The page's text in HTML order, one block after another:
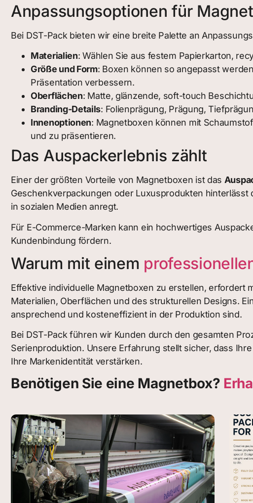
Anpassungsoptionen für
Bei DST-Pack bieten wir eine breite Palette an
Materialien: Wählen Sie aus festem Papierkarton,
Größe und Form: Boxen können so angepasst
Präsentation verbessern.
Oberflächen: Matte, glänzende, soft-touch
Branding-Details: Folienprägung, Prägung,
Innenoptionen: Magnetboxen können mit
und zu präsentieren.
Das Auspackerlebnis zählt
Einer der größten Vorteile von Magnetboxen ist das
Geschenkverpackungen oder Luxusprodukten
in sozialen Medien anregt.
Für E-Commerce-Marken kann ein hochwertiges
Kundenbindung fördern.
Warum mit einem
Effektive individuelle Magnetboxen zu erstellen, erfordert
Materialien, Oberflächen und des strukturellen Designs.
ansprechend und kosteneffizient in der Produktion sind.
Bei DST-Pack führen wir Kunden durch den gesamten
Serienproduktion. Unsere Erfahrung stellt sicher, dass
Ihre Markenidentität verstärken.
Benötigen Sie eine Magnetbox?